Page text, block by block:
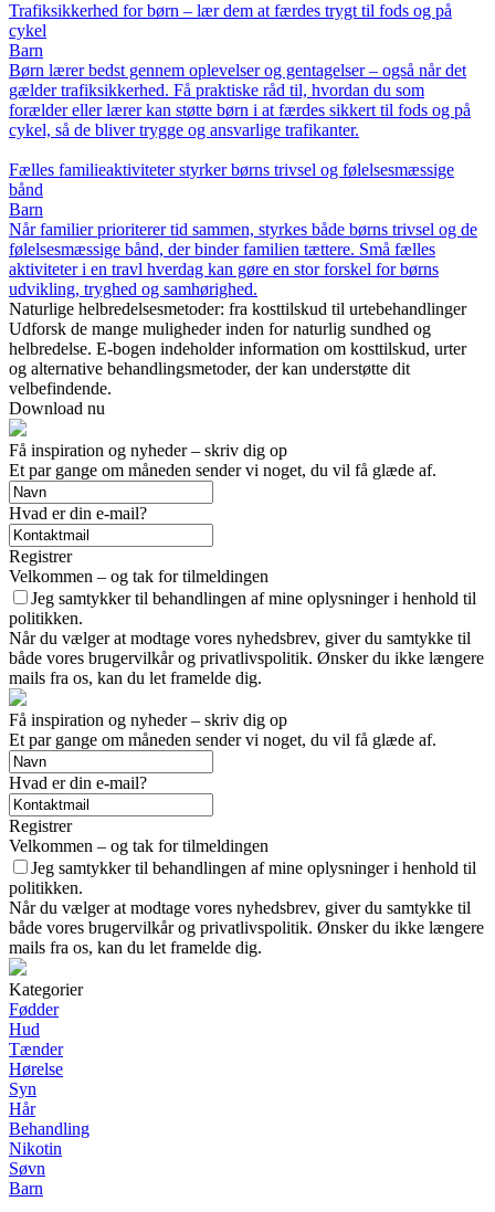
Trafiksikkerhed for børn – lær dem at færdes trygt til fods og på
cykel
Barn
Børn lærer bedst gennem oplevelser og gentagelser – også når det
gælder trafiksikkerhed. Få praktiske råd til, hvordan du som
forælder eller lærer kan støtte børn i at færdes sikkert til fods og på
cykel, så de bliver trygge og ansvarlige trafikanter.
Fælles familieaktiviteter styrker børns trivsel og følelsesmæssige
bånd
Barn
Når familier prioriterer tid sammen, styrkes både børns trivsel og de
følelsesmæssige bånd, der binder familien tættere. Små fælles
aktiviteter i en travl hverdag kan gøre en stor forskel for børns
udvikling, tryghed og samhørighed.
Naturlige helbredelsesmetoder: fra kosttilskud til urtebehandlinger
Udforsk de mange muligheder inden for naturlig sundhed og
helbredelse. E-bogen indeholder information om kosttilskud, urter
og alternative behandlingsmetoder, der kan understøtte dit
velbefindende.
Download nu
Få inspiration og nyheder – skriv dig op
Et par gange om måneden sender vi noget, du vil få glæde af.
Hvad er din e-mail?
Registrer
Velkommen – og tak for tilmeldingen
Jeg samtykker til behandlingen af mine oplysninger i henhold til
politikken.
Når du vælger at modtage vores nyhedsbrev, giver du samtykke til
både vores brugervilkår og privatlivspolitik. Ønsker du ikke længere
mails fra os, kan du let framelde dig.
Få inspiration og nyheder – skriv dig op
Et par gange om måneden sender vi noget, du vil få glæde af.
Hvad er din e-mail?
Registrer
Velkommen – og tak for tilmeldingen
Jeg samtykker til behandlingen af mine oplysninger i henhold til
politikken.
Når du vælger at modtage vores nyhedsbrev, giver du samtykke til
både vores brugervilkår og privatlivspolitik. Ønsker du ikke længere
mails fra os, kan du let framelde dig.
Kategorier
Fødder
Hud
Tænder
Hørelse
Syn
Hår
Behandling
Nikotin
Søvn
Barn